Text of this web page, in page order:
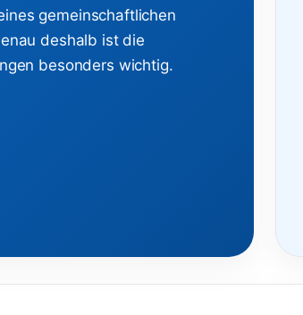
gemeinschaftlichen
deshalb ist die
besonders wichtig.